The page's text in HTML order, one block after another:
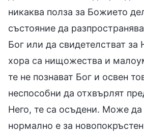
никаква полза за Божието
състояние да
Бог или да свидетелстват за
хора са нищожества и
те не познават Бог и освен
неспособни да отхвърлят
Него, те са осъдени. Може да
нормално е за